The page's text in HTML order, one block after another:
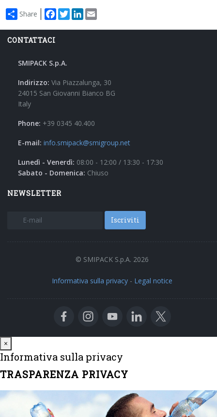
Share Facebook
TwitterLinkedIn
CONTATTACI
SMIPACK S.p.A.
Indirizzo: Via Piazzalunga, 30
24015 San Giovanni Bianco BG
Italy
Phone: +39 0345 40.400
E-mail: info.smipack@smigroup.net
Lunedì - Venerdì: 08:00 - 12:00 / 13:30 - 17:30
Sabato - Domenica: Chiuso
NEWSLETTER
Iscriviti
© SMIPACK S.p.A. 2026
Informativa sulla privacy - Legal notice
×
Informativa sulla privacy
TRASPARENZA PRIVACY